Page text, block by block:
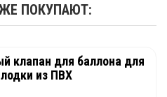
ПОКУПАЮТ:
клапан для баллона для
из ПВХ